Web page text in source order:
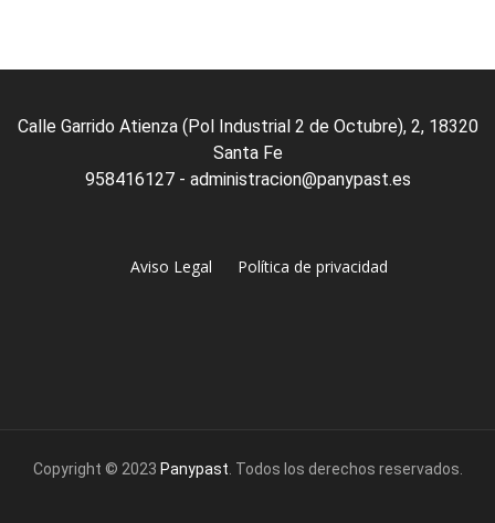
Calle Garrido Atienza (Pol Industrial 2 de Octubre), 2, 18320
Santa Fe
958416127 - administracion@panypast.es
Aviso Legal Política de privacidad
Copyright © 2023 Panypast . Todos los derechos reservados.